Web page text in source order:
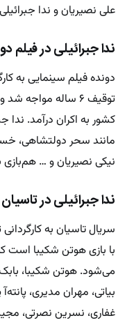
علی نصیریان و ندا
ندا جبرائیلی در فیلم
دونده فیلم سینمایی به
کشور به اکران درآمد. ندا
مانند سحر دولتشاهی،
نیکی نصیریان و …
ندا جبرائیلی در تاسیان
سریال تاسیان به کارگردانی
با بازی هوتن شکیبا است
می‌شود. هوتن شکیبا، بابک
بیاتی، مهران مدیری،
غفاری، نسرین نصرتی،